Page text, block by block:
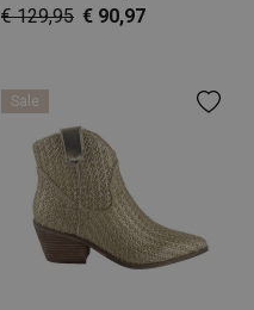
€ 129,95 € 90,97
Sale